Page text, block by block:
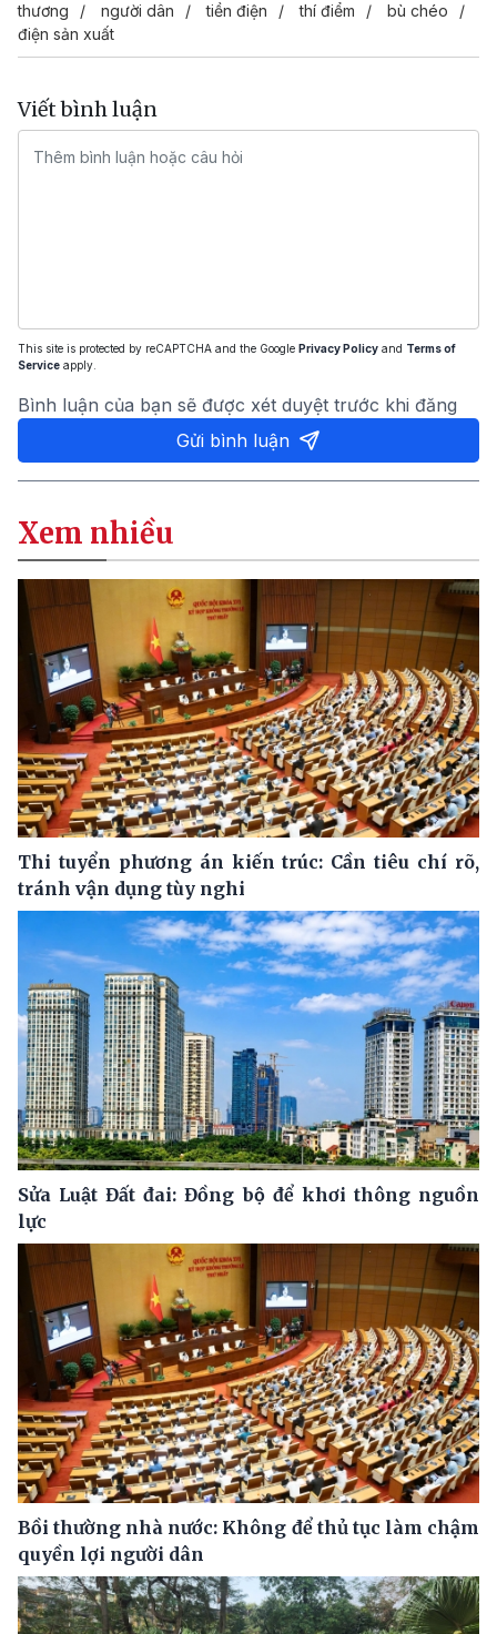
thương người dân tiền điện thí điểm
bù chéo
điện sản xuất
Viết bình luận
This site is protected by reCAPTCHA and the Google Privacy Policy and Terms of
Service apply.
Bình luận của bạn sẽ được xét duyệt trước khi đăng
Gửi bình luận
Xem nhiều
Thi tuyển phương án kiến trúc: Cần tiêu chí rõ,
tránh vận dụng tùy nghi
Sửa Luật Đất đai: Đồng bộ để khơi thông nguồn
lực
Bồi thường nhà nước: Không để thủ tục làm chậm
quyền lợi người dân